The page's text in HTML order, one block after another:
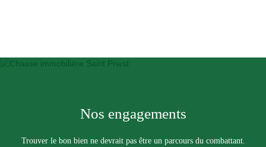
Nos engagements
Trouver le bon bien ne devrait pas être un parcours du combattant.